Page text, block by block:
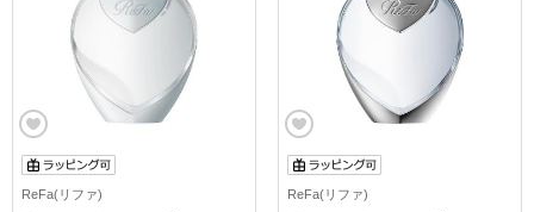
ReFa(リファ) ReFa(リファ)